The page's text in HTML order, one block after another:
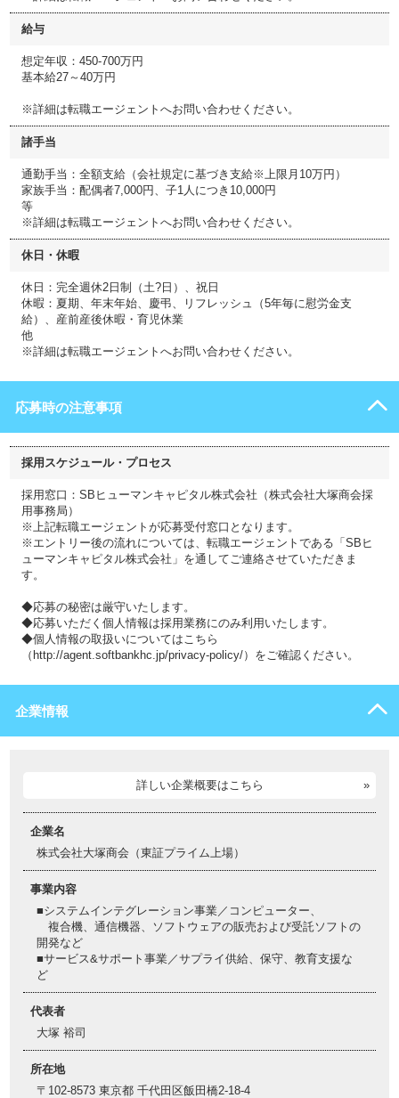
給与
想定年収：450-700万円
基本給27～40万円
※詳細は転職エージェントへお問い合わせください。
諸手当
通勤手当：全額支給（会社規定に基づき支給※上限月10万円）
家族手当：配偶者7,000円、子1人につき10,000円
等
※詳細は転職エージェントへお問い合わせください。
休日・休暇
休日：完全週休2日制（土?日）、祝日
休暇：夏期、年末年始、慶弔、リフレッシュ（5年毎に慰労金支
給）、産前産後休暇・育児休業
他
※詳細は転職エージェントへお問い合わせください。
応募時の注意事項
採用スケジュール・プロセス
採用窓口：SBヒューマンキャピタル株式会社（株式会社大塚商会採
用事務局）
※上記転職エージェントが応募受付窓口となります。
※エントリー後の流れについては、転職エージェントである「SBヒ
ューマンキャピタル株式会社」を通してご連絡させていただきま
す。
◆応募の秘密は厳守いたします。
◆応募いただく個人情報は採用業務にのみ利用いたします。
◆個人情報の取扱いについてはこちら
（http://agent.softbankhc.jp/privacy-policy/）をご確認ください。
企業情報
詳しい企業概要はこちら
企業名
株式会社大塚商会（東証プライム上場）
事業内容
■システムインテグレーション事業／コンピューター、
複合機、通信機器、ソフトウェアの販売および受託ソフトの
開発など
■サービス&サポート事業／サプライ供給、保守、教育支援な
ど
代表者
大塚 裕司
所在地
〒102-8573 東京都 千代田区飯田橋2-18-4